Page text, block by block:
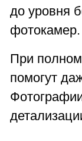
до уровня
фотокамер.
При полном
помогут